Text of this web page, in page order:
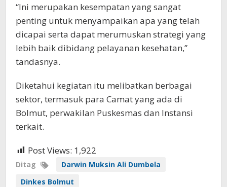
“Ini merupakan kesempatan yang sangat
penting untuk menyampaikan apa yang telah
dicapai serta dapat merumuskan strategi yang
lebih baik dibidang pelayanan kesehatan,”
tandasnya.
Diketahui kegiatan itu melibatkan berbagai
sektor, termasuk para Camat yang ada di
Bolmut, perwakilan Puskesmas dan Instansi
terkait.
Post Views: 1,922
Ditag
Darwin Muksin Ali Dumbela
Dinkes Bolmut